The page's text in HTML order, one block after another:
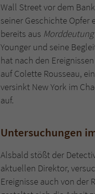
Wall Street vor dem
seiner Geschichte Opfer
bereits aus Morddeutung
Younger und seine
hat nach den
auf Colette Rousseau,
versinkt New York im
auf.
Untersuchungen
Alsbald stößt der
aktuellen Direktor,
Ereignisse auch von